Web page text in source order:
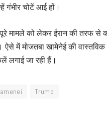
गंभीर चोटें आई हों।
मामले को लेकर ईरान की तरफ से
ऐसे में मोजतबा खामेनेई की
लगाई जा रही हैं।
Trump